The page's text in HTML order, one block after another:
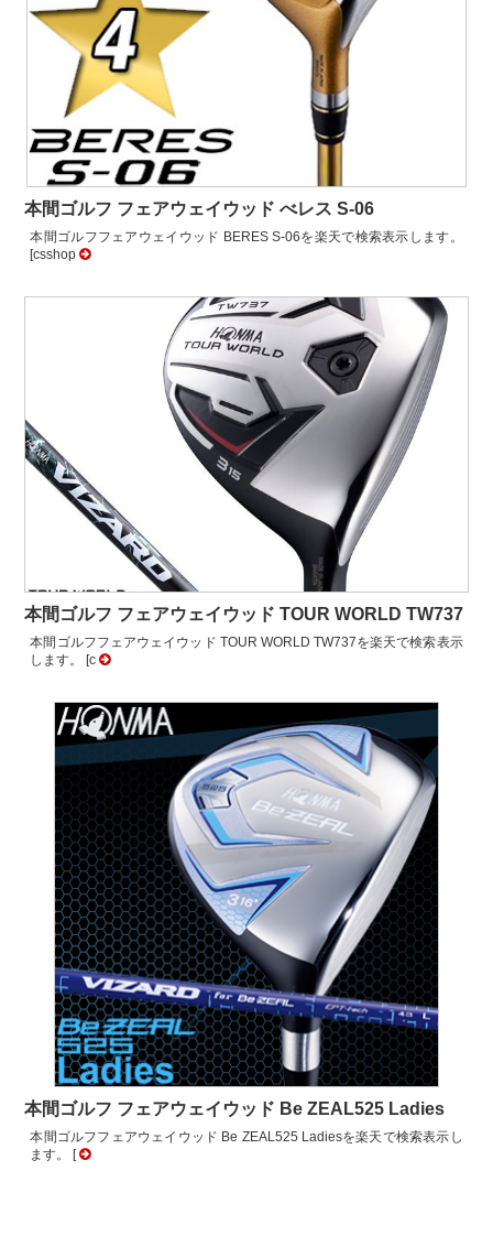
本間ゴルフ フェアウェイウッド べレス S-06
本間ゴルフフェアウェイウッド BERES S-06を楽天で検索表示します。
[csshop
本間ゴルフ フェアウェイウッド TOUR WORLD TW737
本間ゴルフフェアウェイウッド TOUR WORLD TW737を楽天で検索表示
します。 [c
本間ゴルフ フェアウェイウッド Be ZEAL525 Ladies
本間ゴルフフェアウェイウッド Be ZEAL525 Ladiesを楽天で検索表示し
ます。 [